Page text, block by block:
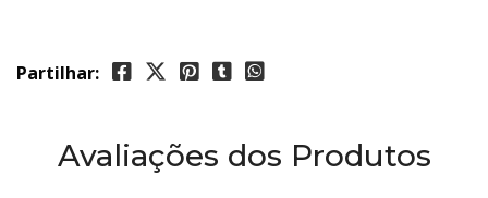
Partilhar:
Avaliações dos Produtos